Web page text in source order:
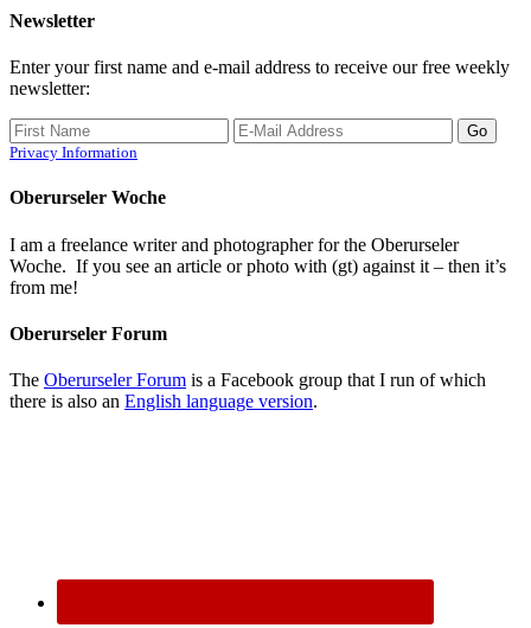
Newsletter
Enter your first name and e-mail address to receive our free weekly
newsletter:
Privacy Information
Oberurseler Woche
I am a freelance writer and photographer for the Oberurseler
Woche. If you see an article or photo with (gt) against it – then it’s
from me!
Oberurseler Forum
The Oberurseler Forum is a Facebook group that I run of which
there is also an English language version.